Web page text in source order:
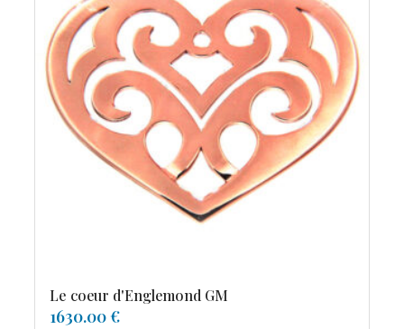
Saphir
rubis
saphir de couleur
tanzanite
tourmaline
Le coeur d'Englemond GM
1630.00 €